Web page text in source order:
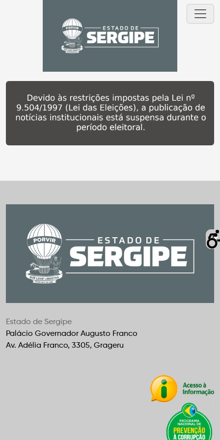
Estado de Sergipe
Palácio Governador Augusto Franco
Av. Adélia Franco, 3305, Grageru